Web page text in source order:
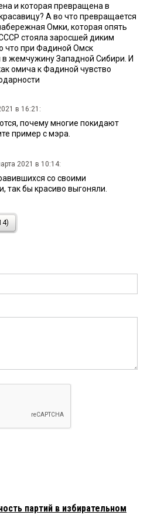
и которая превращена в
А во что превращается
Омки, которая опять
стояла заросшей диким
что при Фадиной Омск
жемчужину Западной Сибири. И
омича к Фадиной чувство
в 16:21:
почему многие покидают
пример с мэра.
2021 в 10:14:
со своими
так бы красиво выгоняли.
18 марта 2021 в 10:03:
Рощупкин, Белов, Шрейдер,
силе. И по значимости
вот последние три года. Фадина.
не предполагала она (мне так
ввязалась в эту «командную
получится.
ГОРОД ДО
УЛИЦ,ПРОБКИ,СНЕГ НЕ
В Г.Д. У НАС ДУМА
В МОСКВЕ
О.Н.
лучше прежних. По
А учитывая какой на неё
клановые приживалы,
партий в избирательном